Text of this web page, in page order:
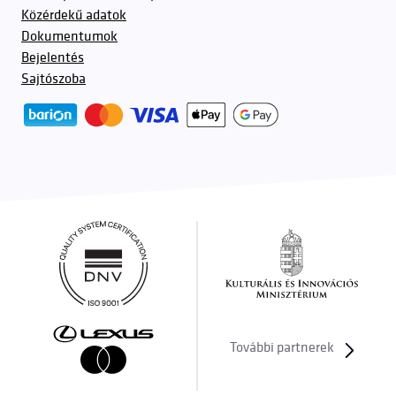
Közérdekű adatok
Dokumentumok
Bejelentés
Sajtószoba
További partnerek